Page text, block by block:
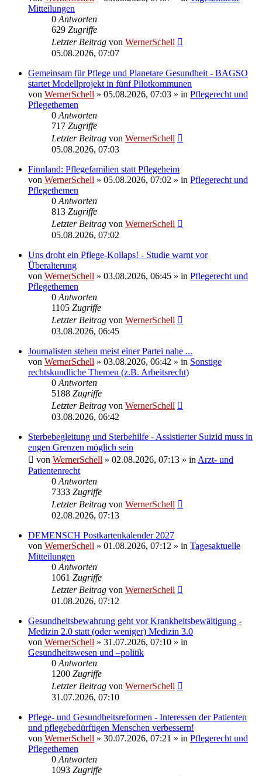
Mitteilungen
0 Antworten
629 Zugriffe
Letzter Beitrag von WernerSchell
05.08.2026, 07:07
Gemeinsam für Pflege und Planetare Gesundheit - BAGSO
startet Modellprojekt in fünf Pilotkommunen
von WernerSchell » 05.08.2026, 07:03 » in Pflegerecht und
Pflegethemen
0 Antworten
717 Zugriffe
Letzter Beitrag von WernerSchell
05.08.2026, 07:03
Finnland: Pflegefamilien statt Pflegeheim
von WernerSchell » 05.08.2026, 07:02 » in Pflegerecht und
Pflegethemen
0 Antworten
813 Zugriffe
Letzter Beitrag von WernerSchell
05.08.2026, 07:02
Uns droht ein Pflege-Kollaps! - Studie warnt vor
Überalterung
von WernerSchell » 03.08.2026, 06:45 » in Pflegerecht und
Pflegethemen
0 Antworten
1105 Zugriffe
Letzter Beitrag von WernerSchell
03.08.2026, 06:45
Journalisten stehen meist einer Partei nahe ...
von WernerSchell » 03.08.2026, 06:42 » in Sonstige
rechtskundliche Themen (z.B. Arbeitsrecht)
0 Antworten
5188 Zugriffe
Letzter Beitrag von WernerSchell
03.08.2026, 06:42
Sterbebegleitung und Sterbehilfe - Assistierter Suizid muss in
engen Grenzen möglich sein
von WernerSchell » 02.08.2026, 07:13 » in Arzt- und
Patientenrecht
0 Antworten
7333 Zugriffe
Letzter Beitrag von WernerSchell
02.08.2026, 07:13
DEMENSCH Postkartenkalender 2027
von WernerSchell » 01.08.2026, 07:12 » in Tagesaktuelle
Mitteilungen
0 Antworten
1061 Zugriffe
Letzter Beitrag von WernerSchell
01.08.2026, 07:12
Gesundheitsbewahrung geht vor Krankheitsbewältigung -
Medizin 2.0 statt (oder weniger) Medizin 3.0
von WernerSchell » 31.07.2026, 07:10 » in
Gesundheitswesen und –politik
0 Antworten
1200 Zugriffe
Letzter Beitrag von WernerSchell
31.07.2026, 07:10
Pflege- und Gesundheitsreformen - Interessen der Patienten
und pflegebedürftigen Menschen verbessern!
von WernerSchell » 30.07.2026, 07:21 » in Pflegerecht und
Pflegethemen
0 Antworten
1093 Zugriffe